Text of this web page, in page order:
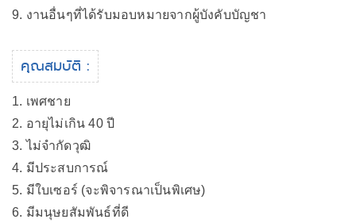
9. งานอื่นๆที่ได้รับมอบหมายจากผู้บังคับบัญชา
คุณสมบัติ :
1. เพศชาย
2. อายุไม่เกิน 40 ปี
3. ไม่จำกัดวุฒิ
4. มีประสบการณ์
5. มีใบเซอร์ (จะพิจารณาเป็นพิเศษ)
6. มีมนุษยสัมพันธ์ที่ดี